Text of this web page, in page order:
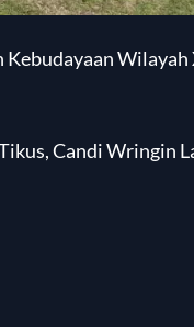
Wilayah
Candi Wringin